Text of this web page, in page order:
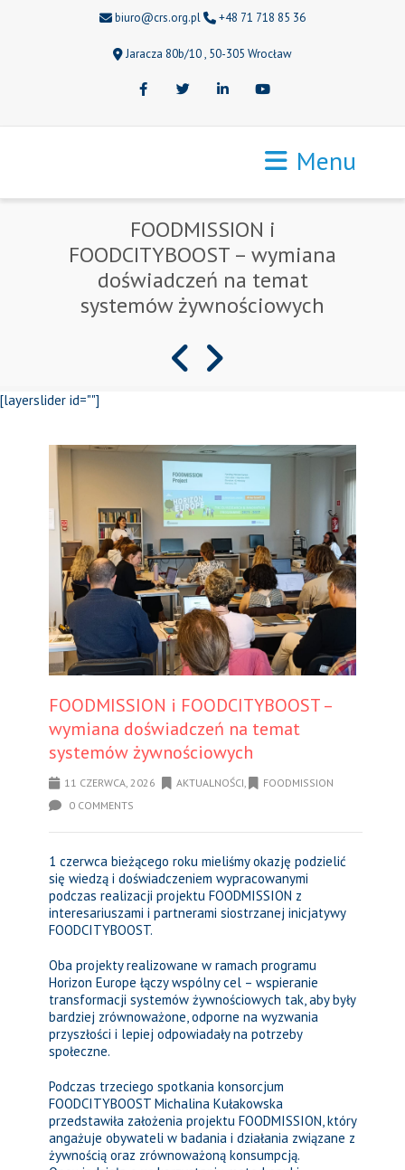
biuro@crs.org.pl +48 71 718 85 36
Jaracza 80b/10 , 50-305 Wrocław
FacebookTwitter LinkedInYoutube
Menu
FOODMISSION i
FOODCITYBOOST – wymiana
doświadczeń na temat
systemów żywnościowych
[layerslider id=""]
FOODMISSION i FOODCITYBOOST –
wymiana doświadczeń na temat
systemów żywnościowych
11 CZERWCA, 2026 AKTUALNOŚCI,
FOODMISSION
0 COMMENTS
1 czerwca bieżącego roku mieliśmy okazję podzielić
się wiedzą i doświadczeniem wypracowanymi
podczas realizacji projektu FOODMISSION z
interesariuszami i partnerami siostrzanej inicjatywy
FOODCITYBOOST.
Oba projekty realizowane w ramach programu
Horizon Europe łączy wspólny cel – wspieranie
transformacji systemów żywnościowych tak, aby były
bardziej zrównoważone, odporne na wyzwania
przyszłości i lepiej odpowiadały na potrzeby
społeczne.
Podczas trzeciego spotkania konsorcjum
FOODCITYBOOST Michalina Kułakowska
przedstawiła założenia projektu FOODMISSION, który
angażuje obywateli w badania i działania związane z
żywnością oraz zrównoważoną konsumpcją.